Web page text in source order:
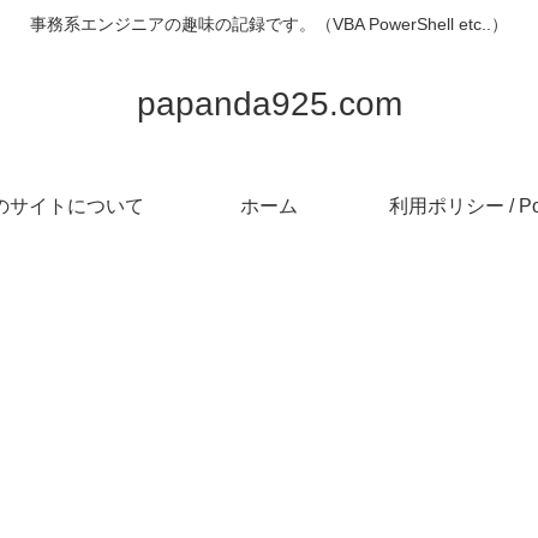
事務系エンジニアの趣味の記録です。（VBA PowerShell etc..）
papanda925.com
サイトについて ホーム 利用ポリシー /